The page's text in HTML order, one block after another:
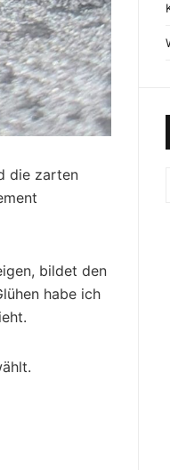
die zarten
bildet den
habe ich